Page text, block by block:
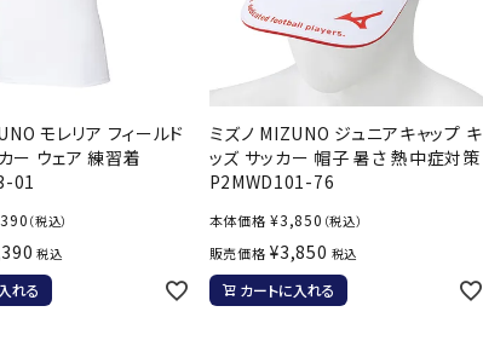
ィメンズウェア
プレッションウェア
ナーウェア
ューズ
ニアシューズ
ツ・サンダル
キャリー・コンテナ
クーラー・ジャグ
クッキングウェア
シュラフ・寝具
テーブル・チェア関連
テント・タープ用品
バーベキュー・焚き火
バッグ
TRIGGERPOI
UMBRO
モレリア フィールド
ー ウェア 練習着
01
（税込）
税込
れる
ミズノ MIZUNO ジュニアキャップ キ
ッズ サッカー 帽子 暑さ 熱中症対策
P2MWD101-76
本体価格 ¥3,850 （税込）
販売価格 ¥3,850 税込
カートに入れる